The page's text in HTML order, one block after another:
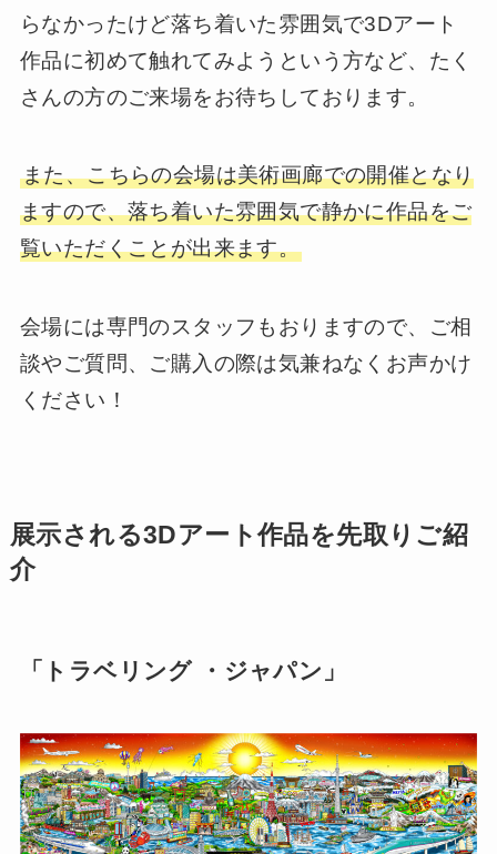
らなかったけど落ち着いた雰囲気で3Dアート
作品に初めて触れてみようという方など、たく
さんの方のご来場をお待ちしております。
また、こちらの会場は美術画廊での開催となり
ますので、落ち着いた雰囲気で静かに作品をご
覧いただくことが出来ます。
会場には専門のスタッフもおりますので、ご相
談やご質問、ご購入の際は気兼ねなくお声かけ
ください！
展示される3Dアート作品を先取りご紹
介
「トラベリング ・ジャパン」